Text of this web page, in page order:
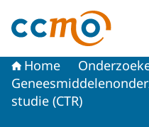
Naar de homepage van
Home
studie (CTR)